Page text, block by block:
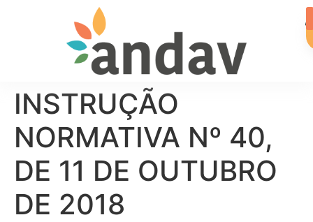
INSTRUÇÃO
NORMATIVA Nº 40,
DE 11 DE OUTUBRO
DE 2018